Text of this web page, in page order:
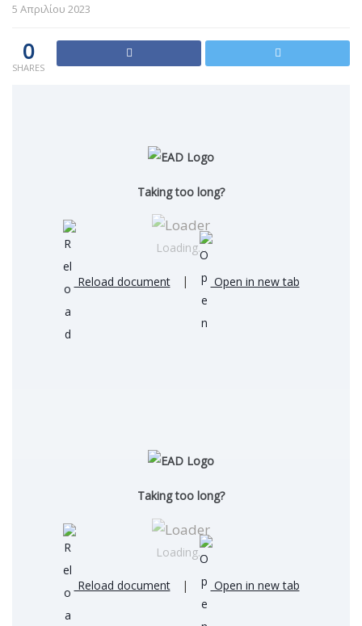
5 Απριλίου 2023
0
SHARES
Loading…
Taking too long?
Reload document | Open in new tab
Loading…
Taking too long?
Reload document | Open in new tab